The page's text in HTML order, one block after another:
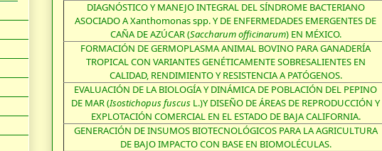
DIAGNÓSTICO Y MANEJO INTEGRAL DEL SÍNDROME BACTERIANO
ASOCIADO A Xanthomonas spp. Y DE ENFERMEDADES EMERGENTES DE
CAÑA DE AZÚCAR (Saccharum officinarum) EN MÉXICO.
FORMACIÓN DE GERMOPLASMA ANIMAL BOVINO PARA GANADERÍA
TROPICAL CON VARIANTES GENÉTICAMENTE SOBRESALIENTES EN
CALIDAD, RENDIMIENTO Y RESISTENCIA A PATÓGENOS.
EVALUACIÓN DE LA BIOLOGÍA Y DINÁMICA DE POBLACIÓN DEL PEPINO
DE MAR (Isostichopus fuscus L.)Y DISEÑO DE ÁREAS DE REPRODUCCIÓN Y
EXPLOTACIÓN COMERCIAL EN EL ESTADO DE BAJA CALIFORNIA.
GENERACIÓN DE INSUMOS BIOTECNOLÓGICOS PARA LA AGRICULTURA
DE BAJO IMPACTO CON BASE EN BIOMOLÉCULAS.